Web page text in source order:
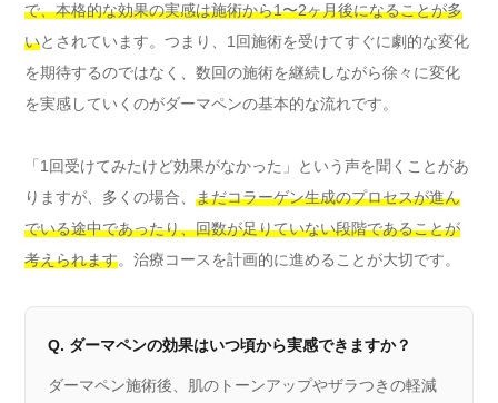
で、本格的な効果の実感は施術から1〜2ヶ月後になることが多
いとされています。つまり、1回施術を受けてすぐに劇的な変化
を期待するのではなく、数回の施術を継続しながら徐々に変化
を実感していくのがダーマペンの基本的な流れです。
「1回受けてみたけど効果がなかった」という声を聞くことがあ
りますが、多くの場合、 まだコラーゲン生成のプロセスが進ん
でいる途中であったり、回数が足りていない段階であることが
考えられます。治療コースを計画的に進めることが大切です。
Q. ダーマペンの効果はいつ頃から実感できますか？
ダーマペン施術後、肌のトーンアップやザラつきの軽減